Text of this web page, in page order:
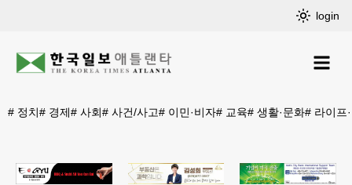
login
# 정치# 경제# 사회# 사건/사고# 이민·비자# 교육# 생활·문화# 라이프